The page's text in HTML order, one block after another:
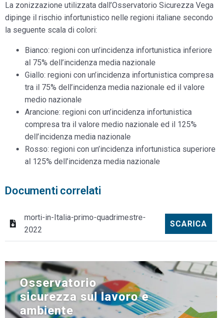
La zonizzazione utilizzata dall’Osservatorio Sicurezza Vega
dipinge il rischio infortunistico nelle regioni italiane secondo
la seguente scala di colori:
Bianco: regioni con un’incidenza infortunistica inferiore
al 75% dell’incidenza media nazionale
Giallo: regioni con un’incidenza infortunistica compresa
tra il 75% dell’incidenza media nazionale ed il valore
medio nazionale
Arancione: regioni con un’incidenza infortunistica
compresa tra il valore medio nazionale ed il 125%
dell’incidenza media nazionale
Rosso: regioni con un’incidenza infortunistica superiore
al 125% dell’incidenza media nazionale
Documenti correlati
morti-in-Italia-primo-quadrimestre-
2022
SCARICA
Osservatorio
sicurezza sul lavoro e
ambiente